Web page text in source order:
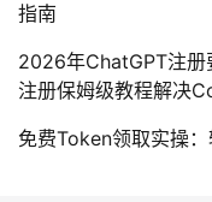
指南
2026年ChatGPT注册
注册保姆级教程解决
免费Token领取实操